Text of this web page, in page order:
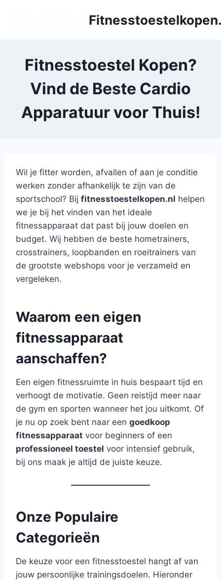
Fitnesstoestel Kopen?
Vind de Beste Cardio
Apparatuur voor Thuis!
Wil je fitter worden, afvallen of aan je conditie
werken zonder afhankelijk te zijn van de
sportschool? Bij fitnesstoestelkopen.nl helpen
we je bij het vinden van het ideale
fitnessapparaat dat past bij jouw doelen en
budget. Wij hebben de beste hometrainers,
crosstrainers, loopbanden en roeitrainers van
de grootste webshops voor je verzameld en
vergeleken.
Waarom een eigen
fitnessapparaat
aanschaffen?
Een eigen fitnessruimte in huis bespaart tijd en
verhoogt de motivatie. Geen reistijd meer naar
de gym en sporten wanneer het jou uitkomt. Of
je nu op zoek bent naar een goedkoop
fitnessapparaat voor beginners of een
professioneel toestel voor intensief gebruik,
bij ons maak je altijd de juiste keuze.
Onze Populaire
Categorieën
De keuze voor een fitnesstoestel hangt af van
jouw persoonlijke trainingsdoelen. Hieronder